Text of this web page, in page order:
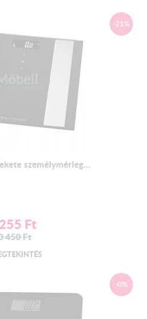
-21%
személymérleg...
Ft
450Ft
-0%